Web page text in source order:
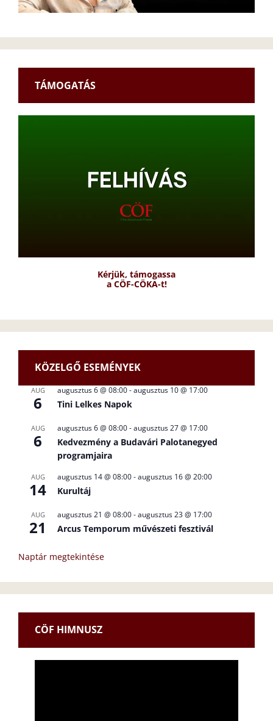
TÁMOGATÁS
Kérjük, támogassa
a CÖF-CÖKA-t!
KÖZELGŐ ESEMÉNYEK
AUG
6
augusztus 6 @ 08:00-augusztus 10 @ 17:00
Tini Lelkes Napok
AUG
6
augusztus 6 @ 08:00-augusztus 27 @ 17:00
Kedvezmény a Budavári Palotanegyed
programjaira
AUG
14
augusztus 14 @ 08:00-augusztus 16 @ 20:00
Kurultáj
AUG
21
augusztus 21 @ 08:00-augusztus 23 @ 17:00
Arcus Temporum művészeti fesztivál
Naptár megtekintése
CÖF HIMNUSZ